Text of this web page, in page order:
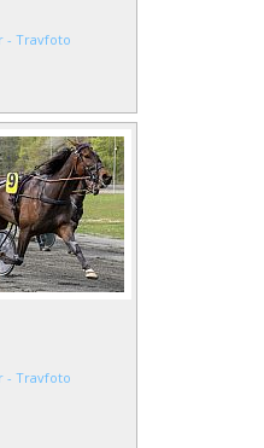
- Travfoto
- Travfoto